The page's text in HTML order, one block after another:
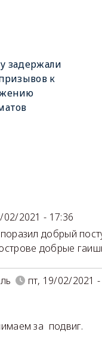
задержали
к
02/2021 - 17:36
добрый
добрые
пт, 19/02/2021
за подвиг.